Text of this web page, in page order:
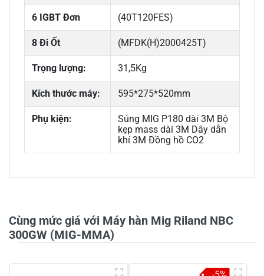
6 IGBT Đơn (40T120FES)
8 Đi Ốt (MFDK(H)2000425T)
Trọng lượng: 31,5Kg
Kích thước máy: 595*275*520mm
Phụ kiện:
Súng MIG P180 dài 3M Bộ
kẹp mass dài 3M Dây dẫn
khí 3M Đồng hồ CO2
Cùng mức giá với Máy hàn Mig Riland NBC
300GW (MIG-MMA)